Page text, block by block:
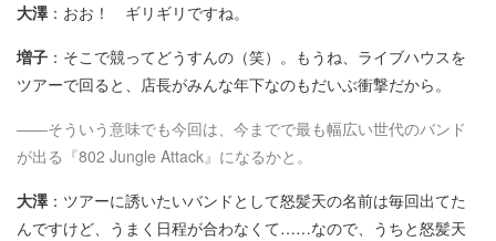
大澤：おお！ ギリギリですね。
増子 ：そこで競ってどうすんの（笑）。もうね、ライブハウスを
ツアーで回ると、店長がみんな年下なのもだいぶ衝撃だから。
――そういう意味でも今回は、今までで最も幅広い世代のバンド
が出る『802 Jungle Attack』になるかと。
大澤：ツアーに誘いたいバンドとして怒髪天の名前は毎回出てた
んですけど、うまく日程が合わなくて……なので、うちと怒髪天